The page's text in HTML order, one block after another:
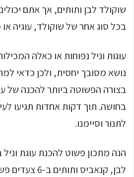
שוקולד לבן ותותים, אך אתם
בכל סוג אחר של שוקולד, עוגיה
עוגות וניל נפוחות או כאלה
נושא מסובך יחסית, ולכן כדאי
בצורה הפשוטה ביותר להכנה של
בחושה. תוך דקות אחדות תגיעו
לתנור וסיימנו.
הנה מתכון פשוט להכנת עוגת
לבן, קנאביס ותותים ב-6 צעדים פשוטים: